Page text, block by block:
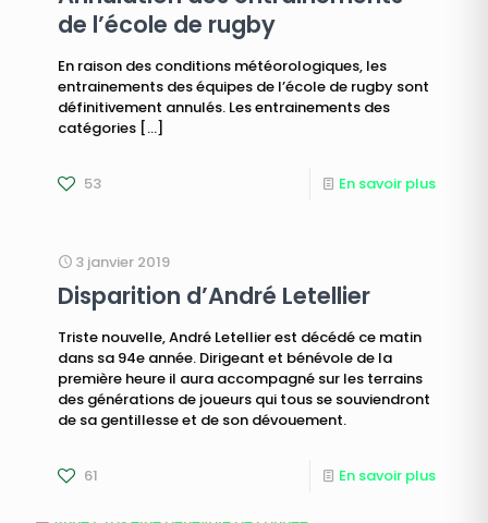
de l’école de rugby
En raison des conditions météorologiques, les
entrainements des équipes de l’école de rugby sont
définitivement annulés. Les entrainements des
catégories […]
53 En savoir plus
3 janvier 2019
Disparition d’André Letellier
Triste nouvelle, André Letellier est décédé ce matin
dans sa 94e année. Dirigeant et bénévole de la
première heure il aura accompagné sur les terrains
des générations de joueurs qui tous se souviendront
de sa gentillesse et de son dévouement.
61 En savoir plus